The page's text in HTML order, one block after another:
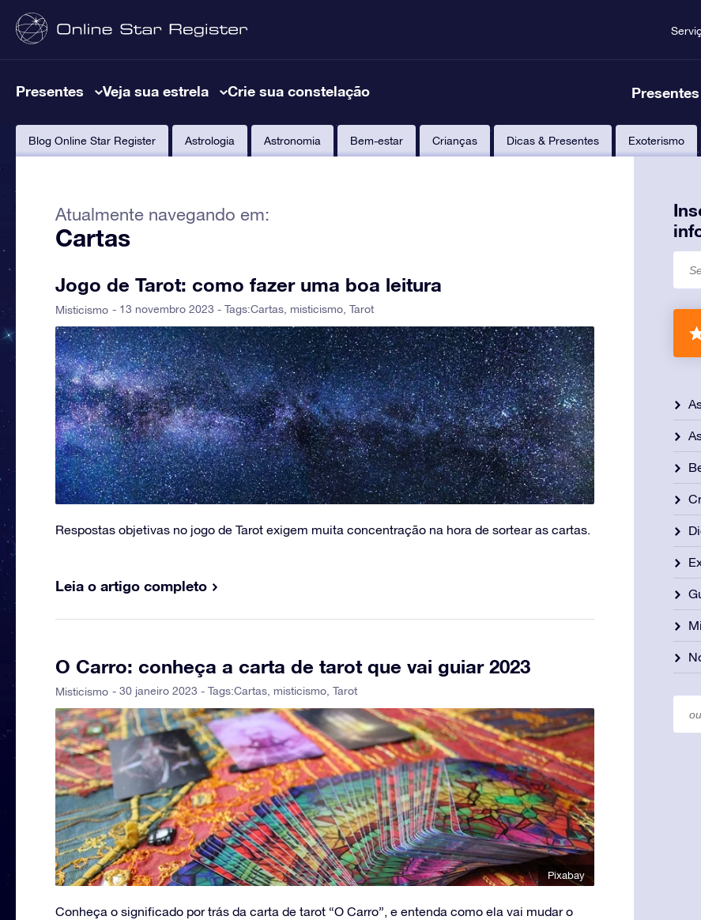
Presentes Veja sua estrela Crie sua constelação
Blog Online Star Register Astrologia Astronomia Bem-estar Crianças Dicas & Presentes Exoterismo
Atualmente navegando em:
Cartas
Jogo de Tarot: como fazer uma boa leitura
Misticismo - 13 novembro 2023 - Tags:Cartas misticismo Tarot
Respostas objetivas no jogo de Tarot exigem muita concentração na hora de sortear as cartas.
Leia o artigo completo
O Carro: conheça a carta de tarot que vai guiar 2023
Misticismo - 30 janeiro 2023 - Tags:Cartas misticismo Tarot
Pixabay
Conheça o significado por trás da carta de tarot “O Carro”, e entenda como ela vai mudar o